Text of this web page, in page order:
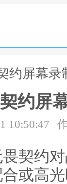
约屏幕录
约屏
10:50:47
契约
或高